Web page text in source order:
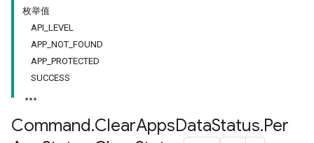
枚举值
API_LEVEL
APP_NOT_FOUND
APP_PROTECTED
SUCCESS
Command.ClearAppsDataStatus.Per